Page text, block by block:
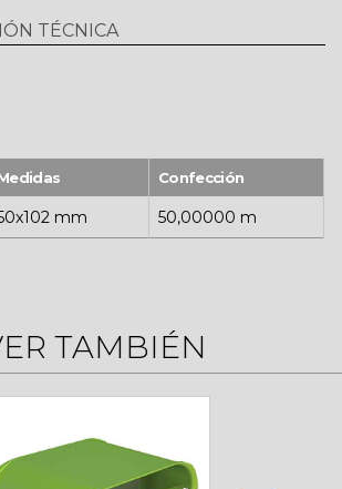
TÉCNICA
Confección
mm 50,00000 m
TAMBIÉN